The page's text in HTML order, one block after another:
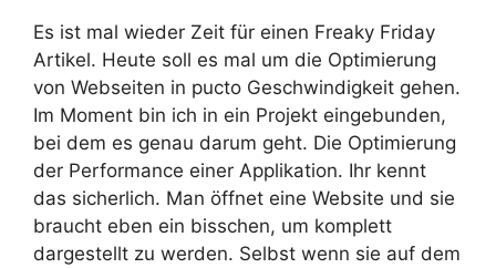
Es ist mal wieder Zeit für einen Freaky Friday
Artikel. Heute soll es mal um die Optimierung
von Webseiten in pucto Geschwindigkeit gehen.
Im Moment bin ich in ein Projekt eingebunden,
bei dem es genau darum geht. Die Optimierung
der Performance einer Applikation. Ihr kennt
das sicherlich. Man öffnet eine Website und sie
braucht eben ein bisschen, um komplett
dargestellt zu werden. Selbst wenn sie auf dem